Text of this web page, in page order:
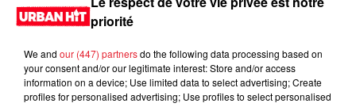
priorité
We and our (447) partnersdo the following data processing based on
your consent and/or our legitimate interest: Store and/or access
information on a device; Use limited data to select advertising; Create
profiles for personalised advertising; Use profiles to select personalised